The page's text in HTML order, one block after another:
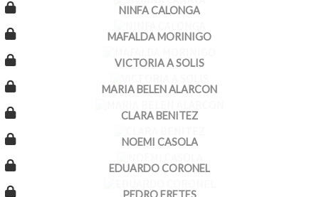
NINFA CALONGA
MAFALDA MORINIGO
VICTORIA A SOLIS
MARIA BELEN ALARCON
CLARA BENITEZ
NOEMI CASOLA
EDUARDO CORONEL
PEDRO FRETES